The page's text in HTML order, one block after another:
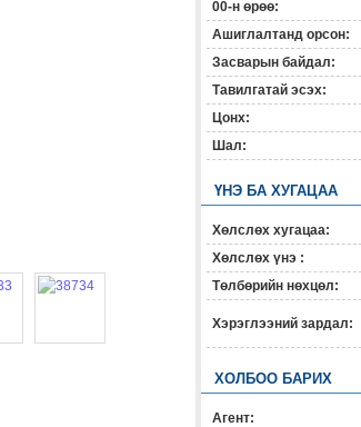
00-н өрөө:
Ашиглалтанд орсон:
Засварын байдал:
Тавилгатай эсэх:
Цонх:
Шал:
ҮНЭ БА ХУГАЦАА
Хөлслөх хугацаа:
Хөлслөх үнэ :
Төлбөрийн нөхцөл:
Хэрэглээний зардал:
ХОЛБОО БАРИХ
Агент: